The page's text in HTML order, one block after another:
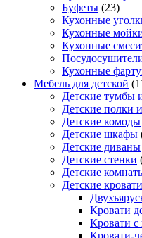
Буфеты (23)
Кухонные
Кухонные
Кухонные
Кухонные
Мебель для детской
Детские тумбы
Детские полки
Детские комоды
Детские шкафы
Детские диваны
Детские стенки
Детские
Детские кровати
Кровати
Кровати